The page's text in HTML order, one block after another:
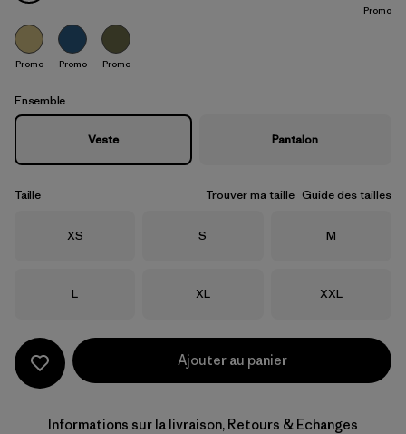
Promo
Promo Promo Promo
Ensemble
Veste Pantalon
Taille Trouver ma taille Guide des tailles
Taille
XS Taille
S Taille
M
Taille
L Taille
XL Taille
XXL
Ajouter au panier
Informations sur la livraison, Retours & Echanges